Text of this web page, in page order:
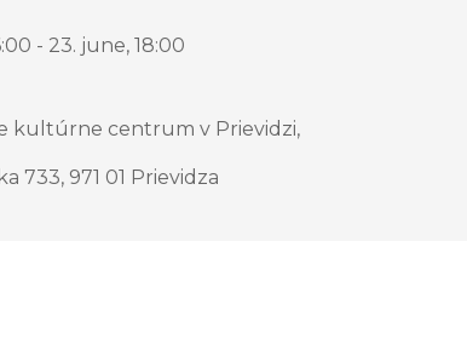
- 23. june, 18:00
kultúrne centrum v Prievidzi,
733, 971 01 Prievidza